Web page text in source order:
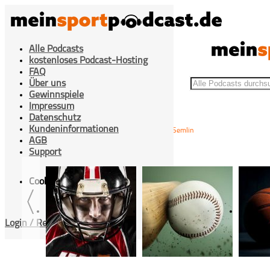
Alle Podcasts
kostenloses Podcast-Hosting
FAQ
Über uns
Gewinnspiele
Impressum
Datenschutz
Kundeninformationen
AGB
Support
Cookies Einstellung
Login / Registrieren
Home>Golf> #75 Live-Podcast: Golfrunde in Semlin